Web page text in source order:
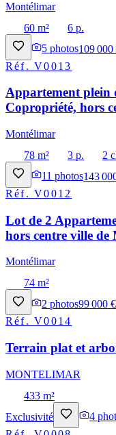
Montélimar
60 m²
6 p.
5 photos109 000
Réf.V0013
Appartement plein
Copropriété, hors
Montélimar
78 m²
3 p.
2
11 photos143
Réf.V0012
Lot de 2
hors centre ville
Montélimar
74 m²
2 photos99 000 €
Réf.V0014
Terrain plat et
MONTELIMAR
433 m²
Exclusivité
4